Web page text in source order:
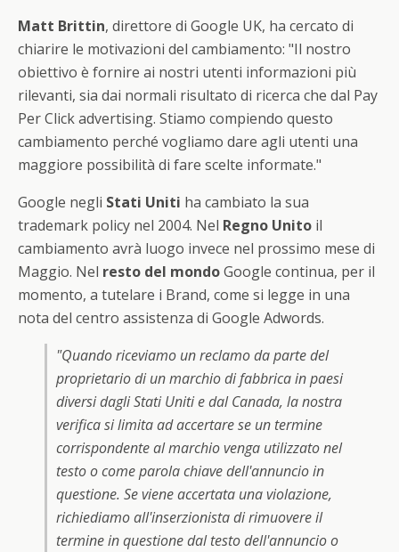
Matt Brittin, direttore di Google UK, ha cercato di
chiarire le motivazioni del cambiamento: "Il nostro
obiettivo è fornire ai nostri utenti informazioni più
rilevanti, sia dai normali risultato di ricerca che dal Pay
Per Click advertising. Stiamo compiendo questo
cambiamento perché vogliamo dare agli utenti una
maggiore possibilità di fare scelte informate."
Google negli Stati Uniti ha cambiato la sua
trademark policy nel 2004. Nel Regno Unito il
cambiamento avrà luogo invece nel prossimo mese di
Maggio. Nel resto del mondoGoogle continua, per il
momento, a tutelare i Brand, come si legge in una
nota del centro assistenza di Google Adwords.
"Quando riceviamo un reclamo da parte del
proprietario di un marchio di fabbrica in paesi
diversi dagli Stati Uniti e dal Canada, la nostra
verifica si limita ad accertare se un termine
corrispondente al marchio venga utilizzato nel
testo o come parola chiave dell'annuncio in
questione. Se viene accertata una violazione,
richiediamo all'inserzionista di rimuovere il
termine in questione dal testo dell'annuncio o